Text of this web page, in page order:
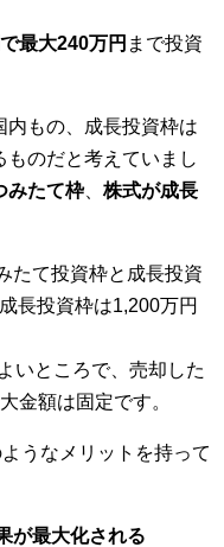
最大240万円 まで投資
もの、成長投資枠は
のだと考えていまし
みたて枠、 株式が成長
たて投資枠と成長投資
長投資枠は1,200万円
いところで、売却した
金額は固定です。
うなメリットを持って
が最大化される